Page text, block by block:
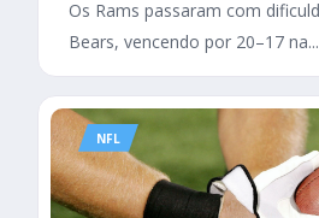
Os Rams passaram com
Bears, vencendo por 20–17 na...
NFL